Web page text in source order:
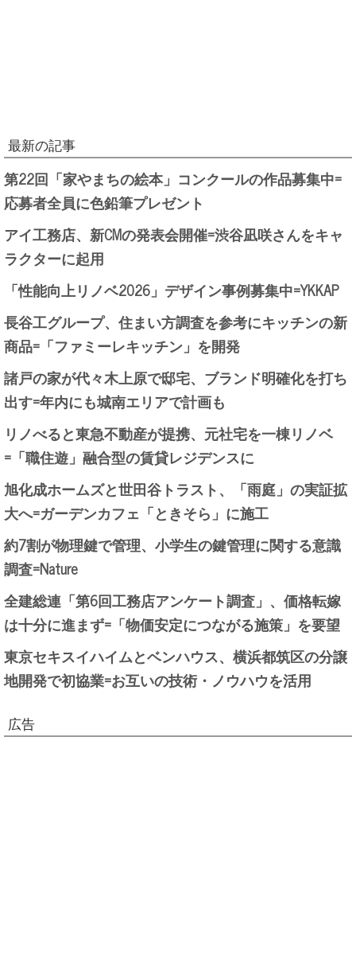
最新の記事
第22回「家やまちの絵本」コンクールの作品募集中=
応募者全員に色鉛筆プレゼント
アイ工務店、新CMの発表会開催=渋谷凪咲さんをキャ
ラクターに起用
「性能向上リノベ2026」デザイン事例募集中=YKKAP
長谷工グループ、住まい方調査を参考にキッチンの新
商品=「ファミーレキッチン」を開発
諸戸の家が代々木上原で邸宅、ブランド明確化を打ち
出す=年内にも城南エリアで計画も
リノべると東急不動産が提携、元社宅を一棟リノベ
=「職住遊」融合型の賃貸レジデンスに
旭化成ホームズと世田谷トラスト、「雨庭」の実証拡
大へ=ガーデンカフェ「ときそら」に施工
約7割が物理鍵で管理、小学生の鍵管理に関する意識
調査=Nature
全建総連「第6回工務店アンケート調査」、価格転嫁
は十分に進まず=「物価安定につながる施策」を要望
東京セキスイハイムとベンハウス、横浜都筑区の分譲
地開発で初協業=お互いの技術・ノウハウを活用
広告